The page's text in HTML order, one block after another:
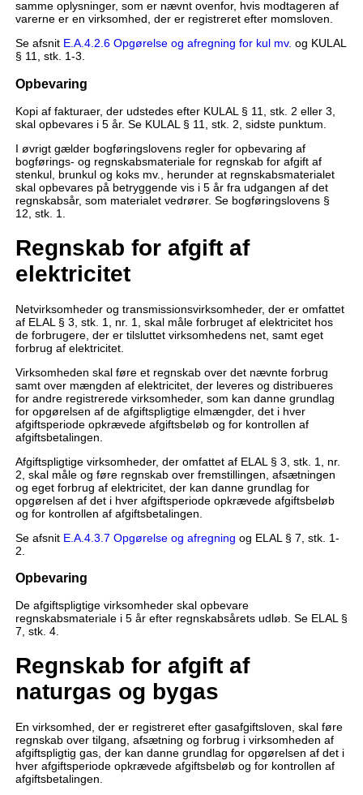
samme oplysninger, som er nævnt ovenfor, hvis modtageren af
varerne er en virksomhed, der er registreret efter momsloven.
Se afsnit E.A.4.2.6 Opgørelse og afregning for kul mv. og KULAL
§ 11, stk. 1-3.
Opbevaring
Kopi af fakturaer, der udstedes efter KULAL § 11, stk. 2 eller 3,
skal opbevares i 5 år. Se KULAL § 11, stk. 2, sidste punktum.
I øvrigt gælder bogføringslovens regler for opbevaring af
bogførings- og regnskabsmateriale for regnskab for afgift af
stenkul, brunkul og koks mv., herunder at regnskabsmaterialet
skal opbevares på betryggende vis i 5 år fra udgangen af det
regnskabsår, som materialet vedrører. Se bogføringslovens §
12, stk. 1.
Regnskab for afgift af
elektricitet
Netvirksomheder og transmissionsvirksomheder, der er omfattet
af ELAL § 3, stk. 1, nr. 1, skal måle forbruget af elektricitet hos
de forbrugere, der er tilsluttet virksomhedens net, samt eget
forbrug af elektricitet.
Virksomheden skal føre et regnskab over det nævnte forbrug
samt over mængden af elektricitet, der leveres og distribueres
for andre registrerede virksomheder, som kan danne grundlag
for opgørelsen af de afgiftspligtige elmængder, det i hver
afgiftsperiode opkrævede afgiftsbeløb og for kontrollen af
afgiftsbetalingen.
Afgiftspligtige virksomheder, der omfattet af ELAL § 3, stk. 1, nr.
2, skal måle og føre regnskab over fremstillingen, afsætningen
og eget forbrug af elektricitet, der kan danne grundlag for
opgørelsen af det i hver afgiftsperiode opkrævede afgiftsbeløb
og for kontrollen af afgiftsbetalingen.
Se afsnit E.A.4.3.7 Opgørelse og afregning og ELAL § 7, stk. 1-
2.
Opbevaring
De afgiftspligtige virksomheder skal opbevare
regnskabsmateriale i 5 år efter regnskabsårets udløb. Se ELAL §
7, stk. 4.
Regnskab for afgift af
naturgas og bygas
En virksomhed, der er registreret efter gasafgiftsloven, skal føre
regnskab over tilgang, afsætning og forbrug i virksomheden af
afgiftspligtig gas, der kan danne grundlag for opgørelsen af det i
hver afgiftsperiode opkrævede afgiftsbeløb og for kontrollen af
afgiftsbetalingen.